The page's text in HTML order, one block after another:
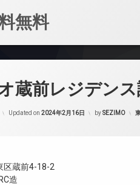
無料
蔵前レジデン
Updated on 2024年2月16日 bySEZIMO
蔵前4-18-2
造